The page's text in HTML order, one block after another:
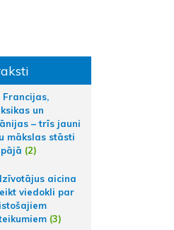
Francijas,
un
– trīs jauni
mākslas stāsti
(2)
aicina
viedokli par
(3)